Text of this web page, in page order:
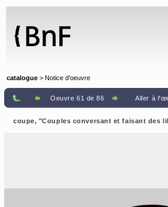
catalogue > Notice d'oeuvre
Oeuvre 61 de 86 Aller à
coupe, "Couples conversant et faisant des